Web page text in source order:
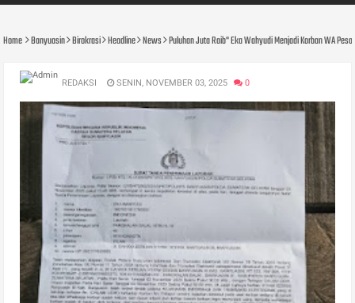
Home Banyuasin Birokrasi Headline News Puluhan Juta Raib" Eka Wahyudi Menjadi Korban WA
REDAKSI SENIN, NOVEMBER 03, 2025 0